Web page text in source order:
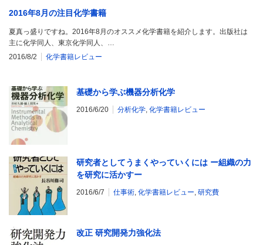
2016年8月の注目化学書籍
夏真っ盛りですね。2016年8月のオススメ化学書籍を紹介します。出版社は
主に化学同人、東京化学同人、…
2016/8/2
化学書籍レビュー
基礎から学ぶ機器分析化学
2016/6/20 分析化学 化学書籍レビュー
研究者としてうまくやっていくには ー組織の力
を研究に活かすー
2016/6/7 仕事術 化学書籍レビュー 研究費
改正 研究開発力強化法